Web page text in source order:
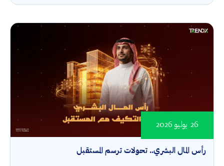
رأس المال البشري.. تحولات ترسم المستقبل
26 يوليو 2026